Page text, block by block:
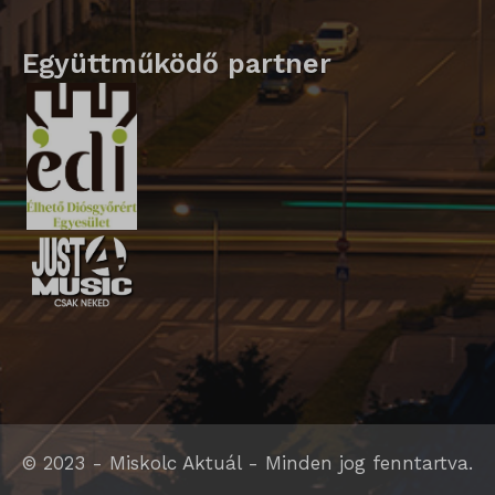
Együttműködő partner
© 2023 - Miskolc Aktuál - Minden jog fenntartva.